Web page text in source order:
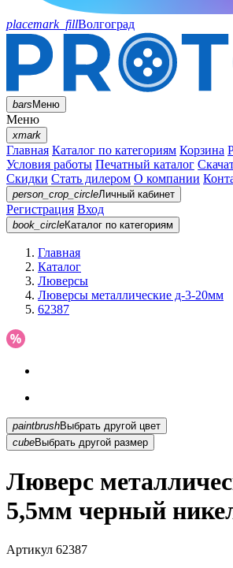
placemark_fillВолгоград
barsМеню
Меню
xmark
Главная Каталог по категориям Корзина
Условия работы Печатный каталог
Скидки Стать дилером О компании
person_crop_circleЛичный кабинет
Регистрация Вход
book_circleКаталог по категориям
Главная
Каталог
Люверсы
Люверсы металлические д-3-20мм
62387
paintbrush
Выбрать другой цвет
cubeВыбрать другой размер
Люверс
5,5мм черный
Артикул 62387